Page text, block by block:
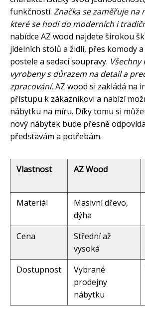
funkčností. Značka se zaměřuje na
které se hodí do moderních i
nabídce AZ wood najdete širokou
jídelních stolů a židlí, přes komody
postele a sedací soupravy.
vyrobeny s důrazem na detail a
zpracování.AZ wood si zakládá na
přístupu k zákazníkovi a nabízí
nábytku na míru. Díky tomu si
nový nábytek bude přesně
představám a potřebám.
Vlastnost AZ Wood
Materiál
Masivní dřevo,
dýha
Cena
Střední až
vysoká
Dostupnost
Vybrané
prodejny
nábytku